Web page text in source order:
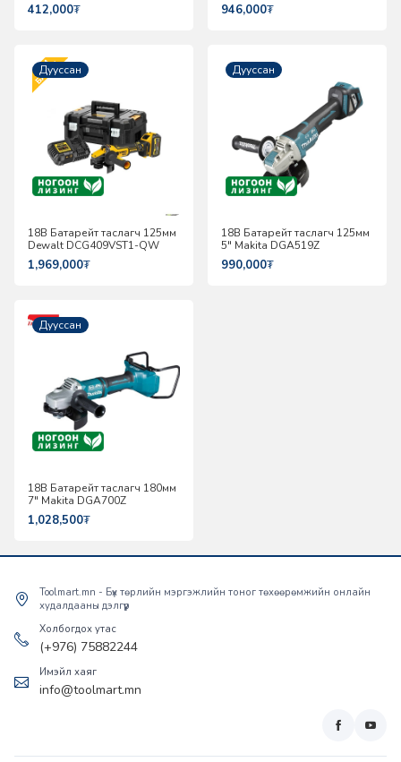
412,000₮ 946,000₮
Дууссан
18В Батарейт таслагч 125мм
Dewalt DCG409VST1-QW
1,969,000₮
Дууссан
18В Батарейт таслагч 125мм
5" Makita DGA519Z
990,000₮
Дууссан
18В Батарейт таслагч 180мм
7" Makita DGA700Z
1,028,500₮
Toolmart.mn - Бүх төрлийн мэргэжлийн тоног төхөөрөмжийн онлайн
худалдааны дэлгүүр
Холбогдох утас
(+976) 75882244
Имэйл хаяг
info@toolmart.mn